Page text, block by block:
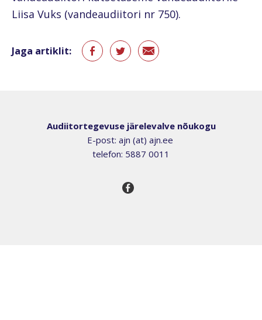
Liisa Vuks (vandeaudiitori nr 750).
Jaga artiklit:
Audiitortegevuse järelevalve nõukogu
E-post: ajn (at) ajn.ee
telefon: 5887 0011